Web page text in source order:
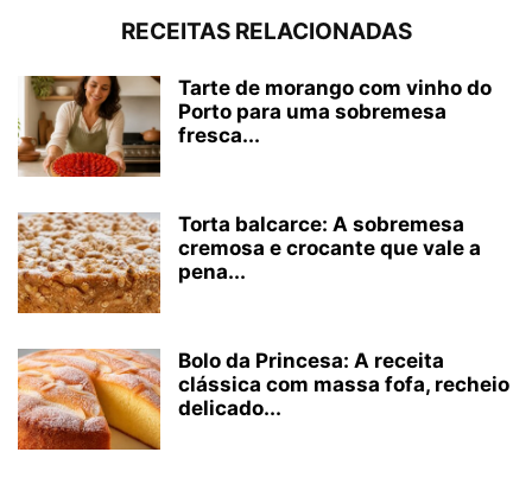
RECEITAS RELACIONADAS
Tarte de morango com vinho do
Porto para uma sobremesa
fresca...
Torta balcarce: A sobremesa
cremosa e crocante que vale a
pena...
Bolo da Princesa: A receita
clássica com massa fofa, recheio
delicado...